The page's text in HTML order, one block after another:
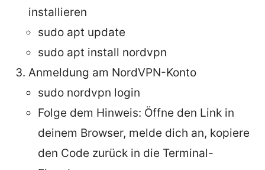
installieren
sudo apt update
sudo apt install nordvpn
Anmeldung am NordVPN-Konto
sudo nordvpn login
Folge dem Hinweis: Öffne den Link in
deinem Browser, melde dich an, kopiere
den Code zurück in die Terminal-